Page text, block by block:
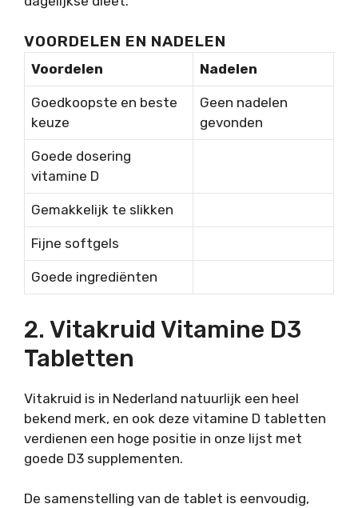
VOORDELEN EN NADELEN
Voordelen Nadelen
Goedkoopste en beste
keuze
Geen nadelen
gevonden
Goede dosering
vitamine D
Gemakkelijk te slikken
Fijne softgels
Goede ingrediënten
2. Vitakruid Vitamine D3
Tabletten
Vitakruid is in Nederland natuurlijk een heel
bekend merk, en ook deze vitamine D tabletten
verdienen een hoge positie in onze lijst met
goede D3 supplementen.
De samenstelling van de tablet is eenvoudig,